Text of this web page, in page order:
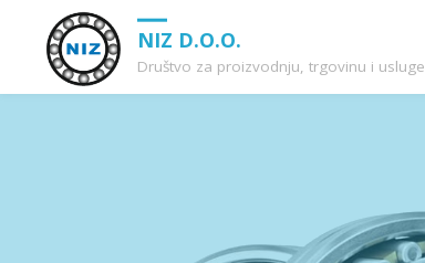
NIZ D.O.O.
Društvo za proizvodnju, trgovinu i usluge